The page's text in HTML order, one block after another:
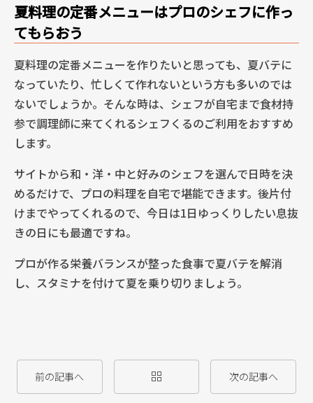
夏料理の定番メニューはプロのシェフに作っ
てもらおう
夏料理の定番メニューを作りたいと思っても、夏バテに
なっていたり、忙しくて作れないという方も多いのでは
ないでしょうか。そんな時は、シェフが自宅まで食材持
参で調理師に来てくれるシェフくるのご利用をおすすめ
します。
サイトから和・洋・中と好みのシェフを選んで日時を決
めるだけで、プロの料理を自宅で堪能できます。後片付
けまでやってくれるので、今日は1日ゆっくりしたい息抜
きの日にも最適ですね。
プロが作る栄養バランスが整った食事で夏バテを解消
し、スタミナを付けて夏を乗り切りましょう。
前の記事へ 次の記事へ